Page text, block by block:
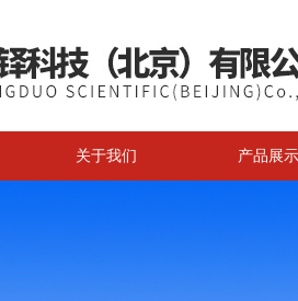
关于我们 产品展示